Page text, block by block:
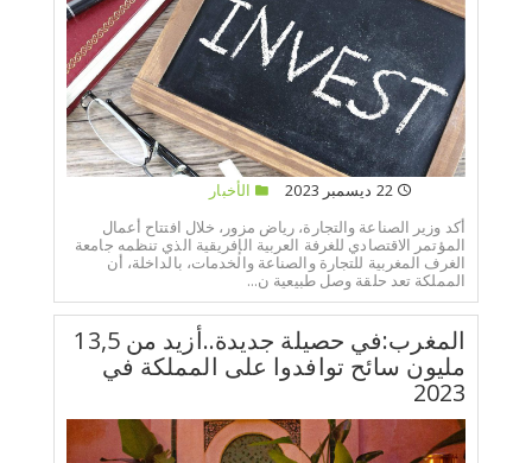
22 ديسمبر 2023
الأخبار
أكد وزير الصناعة والتجارة، رياض مزور، خلال افتتاح أعمال
المؤتمر الاقتصادي للغرفة العربية الإفريقية الذي تنظمه جامعة
الغرف المغربية للتجارة والصناعة والخدمات، بالداخلة، أن
المملكة تعد حلقة وصل طبيعية ن...
المغرب:في حصيلة جديدة..أزيد من 13,5
مليون سائح توافدوا على المملكة في
2023